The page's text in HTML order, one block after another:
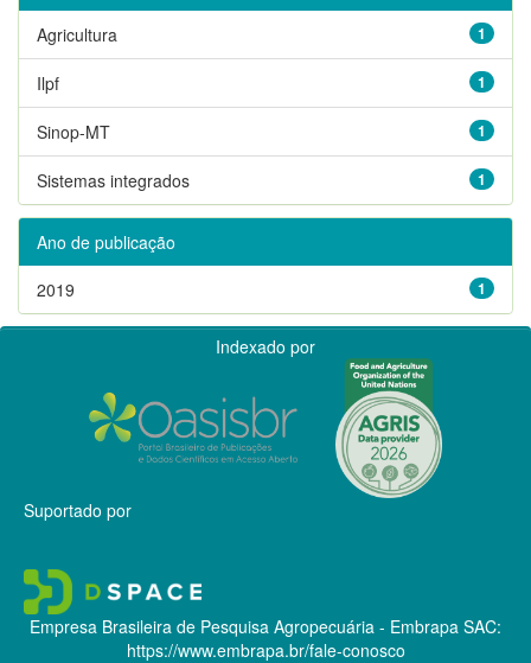
1
Agricultura
1
Ilpf
1
Sinop-MT
1
Sistemas integrados
Ano de publicação
1
2019
Indexado por
Suportado por
Empresa Brasileira de Pesquisa Agropecuária - Embrapa SAC:
https://www.embrapa.br/fale-conosco